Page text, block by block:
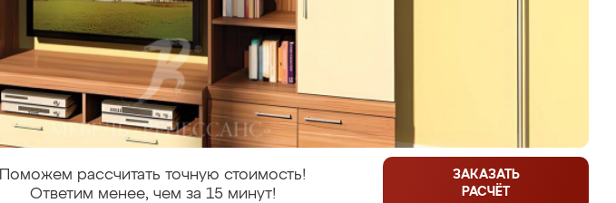
Поможем рассчитать точную стоимость!
Ответим менее, чем за 15 минут!
ЗАКАЗАТЬ
РАСЧЁТ